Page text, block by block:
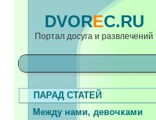
DVOREC.RU
Портал досуга и развлечений
ПАРАД СТАТЕЙ
Между нами, девочками